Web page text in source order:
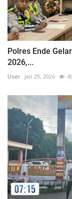
Polres Ende
2026,...
User Jan 29, 2026